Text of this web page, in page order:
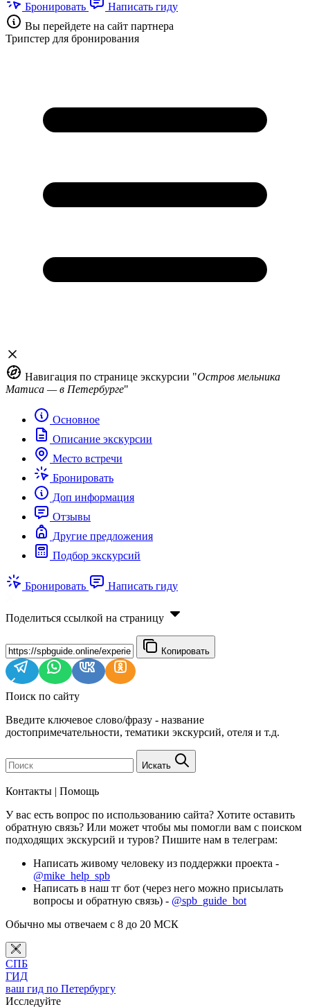
Бронировать
Написать гиду
Вы перейдете на сайт партнера
Трипстер для бронирования
Навигация по странице экскурсии "Остров мельника
Матиса — в Петербурге"
Основное
Описание экскурсии
Место встречи
Бронировать
Доп информация
Отзывы
Другие предложения
Подбор экскурсий
Бронировать Написать гиду
Поделиться ссылкой на страницу
Копировать
Поиск по сайту
Введите ключевое слово/фразу - название
достопримечательности, тематики экскурсий, отеля и т.д.
Искать
Контакты | Помощь
У вас есть вопрос по использованию сайта? Хотите оставить
обратную связь? Или может чтобы мы помогли вам с поиском
подходящих экскурсий и туров? Пишите нам в телеграм:
Написать живому человеку из поддержки проекта -
@mike_help_spb
Написать в наш тг бот (через него можно присылать
вопросы и обратную связь) - @spb_guide_bot
Обычно мы отвечаем с 8 до 20 МСК
СПБ
ГИД
ваш гид по Петербургу
Исследуйте